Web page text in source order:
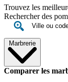
Trouvez les
Rechercher des
Marbrerie
Comparer les